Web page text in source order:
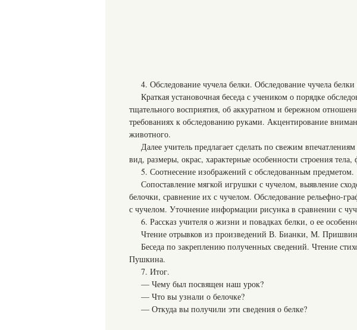
4. Обследование чучела белки. Обследование чучела
Краткая установочная беседа с учеником о порядке
тщательного восприятия, об аккуратном и бережном
требованиях к обследованию руками. Акцентирование
животного.
Далее учитель предлагает сделать по свежим
вид, размеры, окрас, характерные особенности строения
5. Соотнесение изображений с обследованным предметом.
Сопоставление мягкой игрушки с чучелом, выявление
белочки, сравнение их с чучелом. Обследование рельефно-
с чучелом. Уточнение информации рисунка в сравнении с
6. Рассказ учителя о жизни и повадках белки, о ее
Чтение отрывков из произведений В. Бианки, М.
Беседа по закреплению полученных сведений. Чтение
Пушкина.
7. Итог.
— Чему был посвящен наш урок?
— Что вы узнали о белочке?
— Откуда вы получили эти сведения о белке?